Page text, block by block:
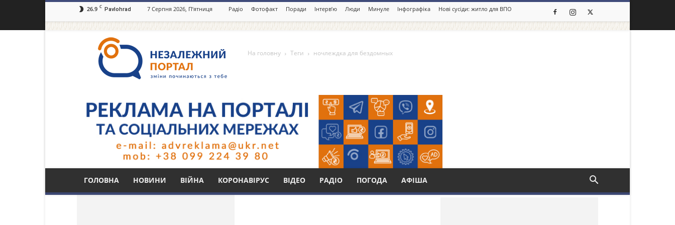
26.9 C Pavlohrad 7 Серпня 2026, П’ятниця Радіо Фотофакт Поради Інтерв’ю Люди Минуле Інфографіка Нові сусіди: житло для ВПО
портал
Павлоград.dp.ua
ГОЛОВНА НОВИНИ ВІЙНА КОРОНАВІРУС ВІДЕО РАДІО ПОГОДА АФІША
На головну Теги ночлеждка для бездомных
Тег: ночлеждка для бездомных